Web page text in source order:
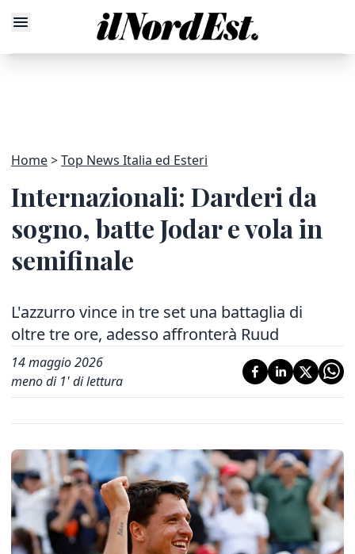
Home Top News Italia ed Esteri
Internazionali: Darderi da
sogno, batte Jodar e vola in
semifinale
L'azzurro vince in tre set una battaglia di
oltre tre ore, adesso affronterà Ruud
14 maggio 2026
meno di 1' di lettura